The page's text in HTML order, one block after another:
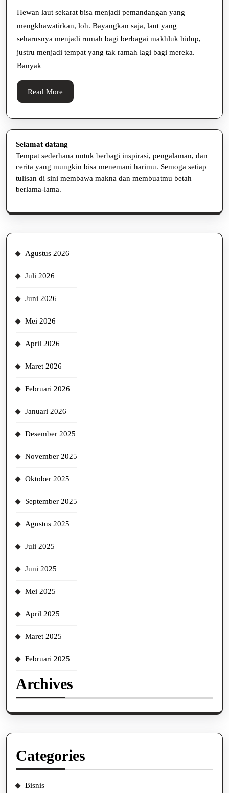
Sampah
Plastik!
Hewan laut sekarat bisa menjadi pemandangan yang
mengkhawatirkan, loh. Bayangkan saja, laut yang
seharusnya menjadi rumah bagi berbagai makhluk hidup,
justru menjadi tempat yang tak ramah lagi bagi mereka.
Banyak
Read More
More
Selamat datang
Tempat sederhana untuk berbagi inspirasi, pengalaman, dan
cerita yang mungkin bisa menemani harimu. Semoga setiap
tulisan di sini membawa makna dan membuatmu betah
berlama-lama.
Agustus 2026
Juli 2026
Juni 2026
Mei 2026
April 2026
Maret 2026
Februari 2026
Januari 2026
Desember 2025
November 2025
Oktober 2025
September 2025
Agustus 2025
Juli 2025
Juni 2025
Mei 2025
April 2025
Maret 2025
Februari 2025
Archives
Categories
Bisnis